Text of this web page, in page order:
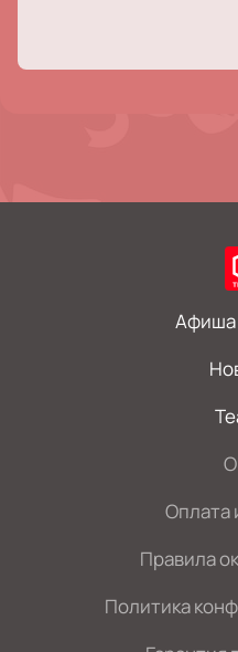
Афиша
Оплата
Правила
Политика